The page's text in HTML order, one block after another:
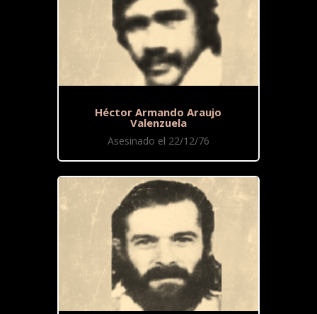
Héctor Armando Araujo
Valenzuela
Asesinado el 22/12/76